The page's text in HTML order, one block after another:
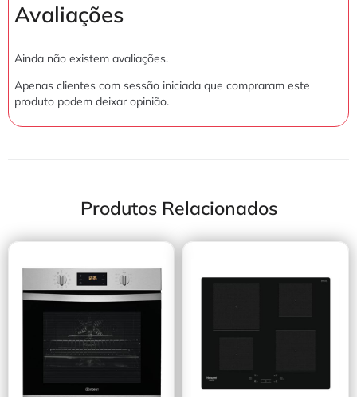
Avaliações
Ainda não existem avaliações.
Apenas clientes com sessão iniciada que compraram este
produto podem deixar opinião.
Produtos Relacionados